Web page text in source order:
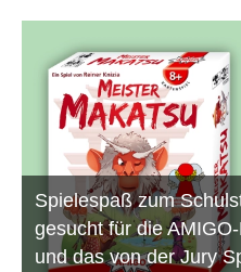
Spielespaß zum
gesucht für die
und das von der Jury